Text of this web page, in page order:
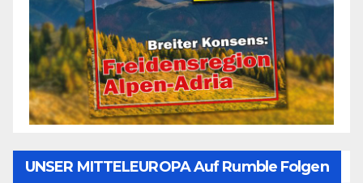
UNSER MITTELEUROPA Auf Rumble Folgen